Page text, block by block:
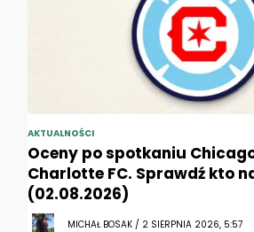
AKTUALNOŚCI
Oceny po spotkaniu
Charlotte FC. Sprawdź kto
(02.08.2026)
MICHAŁ BOSAK / 2 SIERPNIA 2026, 5:57